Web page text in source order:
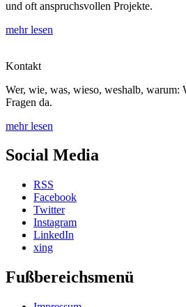
und oft anspruchsvollen Projekte.
mehr lesen
Kontakt
Wer, wie, was, wieso, weshalb, warum:
Fragen da.
mehr lesen
Social Media
RSS
Facebook
Twitter
Instagram
LinkedIn
xing
Fußbereichsmenü